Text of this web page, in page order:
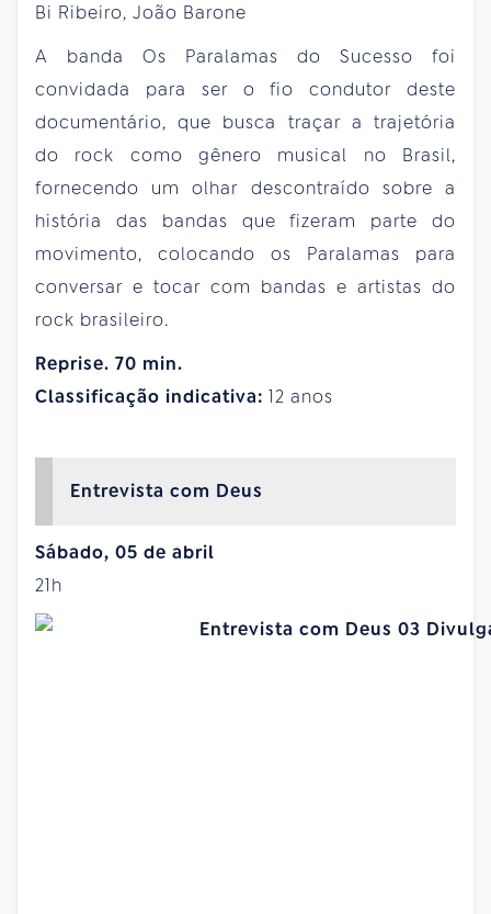
Bi Ribeiro, João Barone
A banda Os Paralamas do Sucesso foi
convidada para ser o fio condutor deste
documentário, que busca traçar a trajetória
do rock como gênero musical no Brasil,
fornecendo um olhar descontraído sobre a
história das bandas que fizeram parte do
movimento, colocando os Paralamas para
conversar e tocar com bandas e artistas do
rock brasileiro.
Reprise. 70 min.
Classificação indicativa: 12 anos
Entrevista com Deus
Sábado, 05 de abril
21h